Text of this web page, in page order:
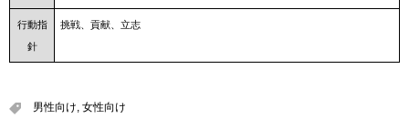
行動指
針
挑戦、貢献、立志
男性向け, 女性向け